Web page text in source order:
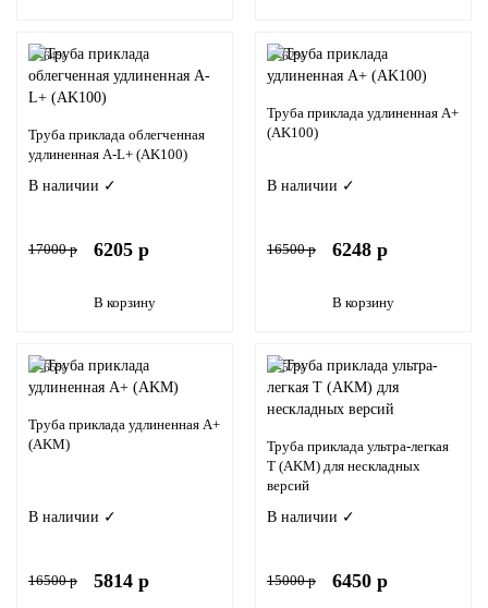
-64%
Труба приклада облегченная
удлиненная A-L+ (AK100)
В наличии ✓
17000 р 6205 р
В корзину
-62%
Труба приклада удлиненная A+
(AK100)
В наличии ✓
16500 р 6248 р
В корзину
-65%
Труба приклада удлиненная A+
(AKM)
В наличии ✓
16500 р 5814 р
-57%
Труба приклада ультра-легкая
T (AKM) для нескладных
версий
В наличии ✓
15000 р 6450 р